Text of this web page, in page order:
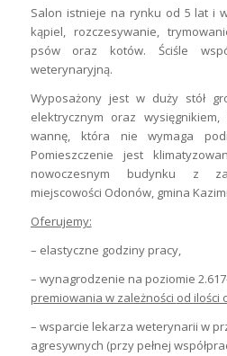
Salon istnieje na rynku od 5 lat i
kąpiel, rozczesywanie,
psów oraz kotów. Ściśle
weterynaryjną.
Wyposażony jest w duży stół
elektrycznym oraz
wannę, która nie wymaga
Pomieszczenie jest
nowoczesnym budynku z
miejscowości Odonów, gmina
Oferujemy:
– elastyczne godziny pracy,
– wynagrodzenie na poziomie
premiowania w zależności od ilości
– wsparcie lekarza weterynarii w
agresywnych (przy pełnej